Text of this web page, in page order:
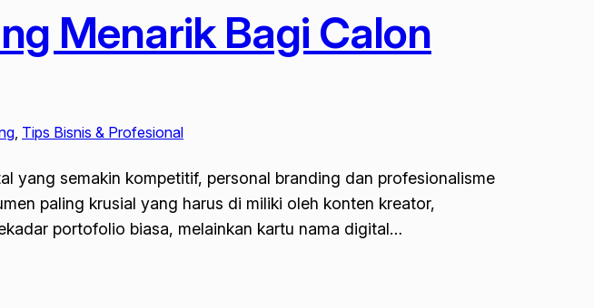
Menarik Bagi Calon
, Tips Bisnis & Profesional
yang semakin kompetitif, personal branding dan profesionalisme
paling krusial yang harus di miliki oleh konten kreator,
portofolio biasa, melainkan kartu nama digital…